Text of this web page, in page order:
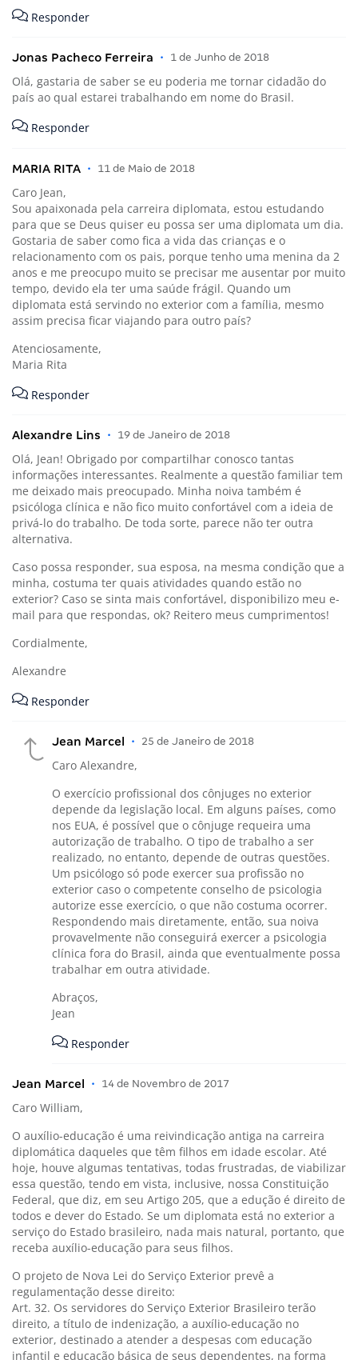
Responder
Jonas Pacheco Ferreira • 1 de Junho de 2018
Olá, gastaria de saber se eu poderia me tornar cidadão do
país ao qual estarei trabalhando em nome do Brasil.
Responder
MARIA RITA • 11 de Maio de 2018
Caro Jean,
Sou apaixonada pela carreira diplomata, estou estudando
para que se Deus quiser eu possa ser uma diplomata um dia.
Gostaria de saber como fica a vida das crianças e o
relacionamento com os pais, porque tenho uma menina da 2
anos e me preocupo muito se precisar me ausentar por muito
tempo, devido ela ter uma saúde frágil. Quando um
diplomata está servindo no exterior com a família, mesmo
assim precisa ficar viajando para outro país?
Atenciosamente,
Maria Rita
Responder
Alexandre Lins • 19 de Janeiro de 2018
Olá, Jean! Obrigado por compartilhar conosco tantas
informações interessantes. Realmente a questão familiar tem
me deixado mais preocupado. Minha noiva também é
psicóloga clínica e não fico muito confortável com a ideia de
privá-lo do trabalho. De toda sorte, parece não ter outra
alternativa.
Caso possa responder, sua esposa, na mesma condição que a
minha, costuma ter quais atividades quando estão no
exterior? Caso se sinta mais confortável, disponibilizo meu e-
mail para que respondas, ok? Reitero meus cumprimentos!
Cordialmente,
Alexandre
Responder
Jean Marcel • 25 de Janeiro de 2018
Caro Alexandre,
O exercício profissional dos cônjuges no exterior
depende da legislação local. Em alguns países, como
nos EUA, é possível que o cônjuge requeira uma
autorização de trabalho. O tipo de trabalho a ser
realizado, no entanto, depende de outras questões.
Um psicólogo só pode exercer sua profissão no
exterior caso o competente conselho de psicologia
autorize esse exercício, o que não costuma ocorrer.
Respondendo mais diretamente, então, sua noiva
provavelmente não conseguirá exercer a psicologia
clínica fora do Brasil, ainda que eventualmente possa
trabalhar em outra atividade.
Abraços,
Jean
Responder
Jean Marcel • 14 de Novembro de 2017
Caro William,
O auxílio-educação é uma reivindicação antiga na carreira
diplomática daqueles que têm filhos em idade escolar. Até
hoje, houve algumas tentativas, todas frustradas, de viabilizar
essa questão, tendo em vista, inclusive, nossa Constituição
Federal, que diz, em seu Artigo 205, que a edução é direito de
todos e dever do Estado. Se um diplomata está no exterior a
serviço do Estado brasileiro, nada mais natural, portanto, que
receba auxílio-educação para seus filhos.
O projeto de Nova Lei do Serviço Exterior prevê a
regulamentação desse direito:
Art. 32. Os servidores do Serviço Exterior Brasileiro terão
direito, a título de indenização, a auxílio-educação no
exterior, destinado a atender a despesas com educação
infantil e educação básica de seus dependentes, na forma